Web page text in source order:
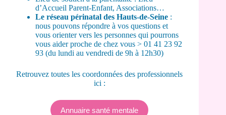
d’Accueil Parent-Enfant, Associations…
Le réseau périnatal des Hauts-de-Seine :
nous pouvons répondre à vos questions et
vous orienter vers les personnes qui pourrons
vous aider proche de chez vous > 01 41 23 92
93 (du lundi au vendredi de 9h à 12h30)
Retrouvez toutes les coordonnées des professionnels
ici :
Annuaire santé mentale